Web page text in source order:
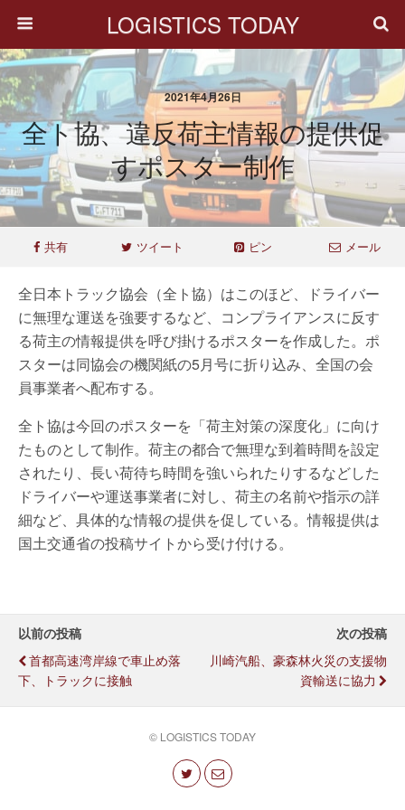
LOGISTICS TODAY
2021年4月26日
全ト協、違反荷主情報の提供促
すポスター制作
共有 ツイート ピン メール
全日本トラック協会（全ト協）はこのほど、ドライバー
に無理な運送を強要するなど、コンプライアンスに反す
る荷主の情報提供を呼び掛けるポスターを作成した。ポ
スターは同協会の機関紙の5月号に折り込み、全国の会
員事業者へ配布する。
全ト協は今回のポスターを「荷主対策の深度化」に向け
たものとして制作。荷主の都合で無理な到着時間を設定
されたり、長い荷待ち時間を強いられたりするなどした
ドライバーや運送事業者に対し、荷主の名前や指示の詳
細など、具体的な情報の提供を促している。情報提供は
国土交通省の投稿サイトから受け付ける。
以前の投稿
首都高速湾岸線で車止め落
下、トラックに接触
次の投稿
川崎汽船、豪森林火災の支援物
資輸送に協力
© LOGISTICS TODAY